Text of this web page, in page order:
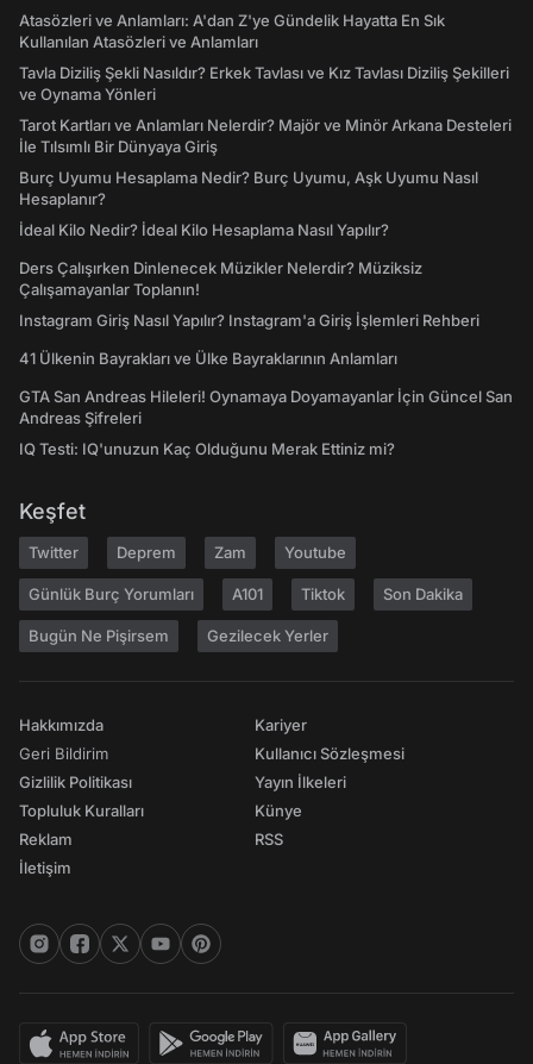
Atasözleri ve Anlamları: A'dan Z'ye Gündelik Hayatta En Sık
Kullanılan Atasözleri ve Anlamları
Tavla Diziliş Şekli Nasıldır? Erkek Tavlası ve Kız Tavlası Diziliş Şekilleri
ve Oynama Yönleri
Tarot Kartları ve Anlamları Nelerdir? Majör ve Minör Arkana Desteleri
İle Tılsımlı Bir Dünyaya Giriş
Burç Uyumu Hesaplama Nedir? Burç Uyumu, Aşk Uyumu Nasıl
Hesaplanır?
İdeal Kilo Nedir? İdeal Kilo Hesaplama Nasıl Yapılır?
Ders Çalışırken Dinlenecek Müzikler Nelerdir? Müziksiz
Çalışamayanlar Toplanın!
Instagram Giriş Nasıl Yapılır? Instagram'a Giriş İşlemleri Rehberi
41 Ülkenin Bayrakları ve Ülke Bayraklarının Anlamları
GTA San Andreas Hileleri! Oynamaya Doyamayanlar İçin Güncel San
Andreas Şifreleri
IQ Testi: IQ'unuzun Kaç Olduğunu Merak Ettiniz mi?
Keşfet
Twitter Deprem Zam Youtube
Günlük Burç Yorumları A101 Tiktok Son Dakika
Bugün Ne Pişirsem Gezilecek Yerler
Hakkımızda
Geri Bildirim
Gizlilik Politikası
Topluluk Kuralları
Reklam
İletişim
Kariyer
Kullanıcı Sözleşmesi
Yayın İlkeleri
Künye
RSS